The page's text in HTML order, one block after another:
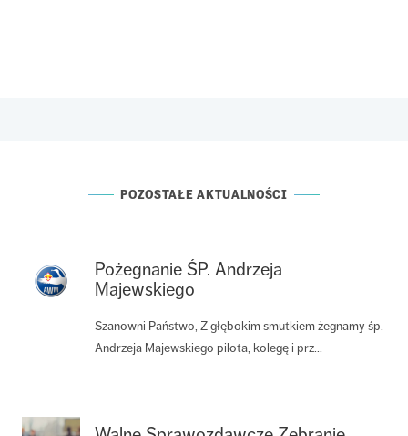
POZOSTAŁE AKTUALNOŚCI
Pożegnanie ŚP. Andrzeja
Majewskiego
Szanowni Państwo, Z głębokim smutkiem żegnamy śp.
Andrzeja Majewskiego pilota, kolegę i prz...